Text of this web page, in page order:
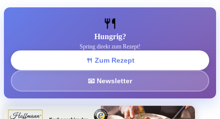
🍴
Hungrig?
Spring direkt zum Rezept!
🍴 Zum Rezept
📧 Newsletter